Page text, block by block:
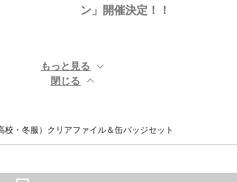
ン」開催決定！！
もっと見る ▼
閉じる ▲
・冬服）クリアファイル＆缶バッジセット